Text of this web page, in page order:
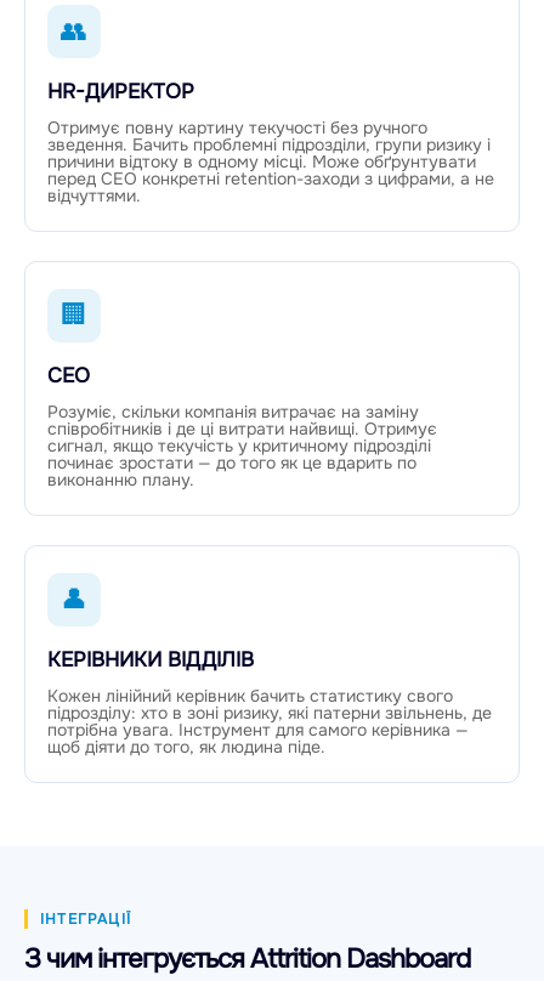
👥
HR-ДИРЕКТОР
Отримує повну картину текучості без ручного
зведення. Бачить проблемні підрозділи, групи ризику і
причини відтоку в одному місці. Може обґрунтувати
перед CEO конкретні retention-заходи з цифрами, а не
відчуттями.
🏢
CEO
Розуміє, скільки компанія витрачає на заміну
співробітників і де ці витрати найвищі. Отримує
сигнал, якщо текучість у критичному підрозділі
починає зростати — до того як це вдарить по
виконанню плану.
👤
КЕРІВНИКИ ВІДДІЛІВ
Кожен лінійний керівник бачить статистику свого
підрозділу: хто в зоні ризику, які патерни звільнень, де
потрібна увага. Інструмент для самого керівника —
щоб діяти до того, як людина піде.
ІНТЕГРАЦІЇ
З чим інтегрується Attrition Dashboard